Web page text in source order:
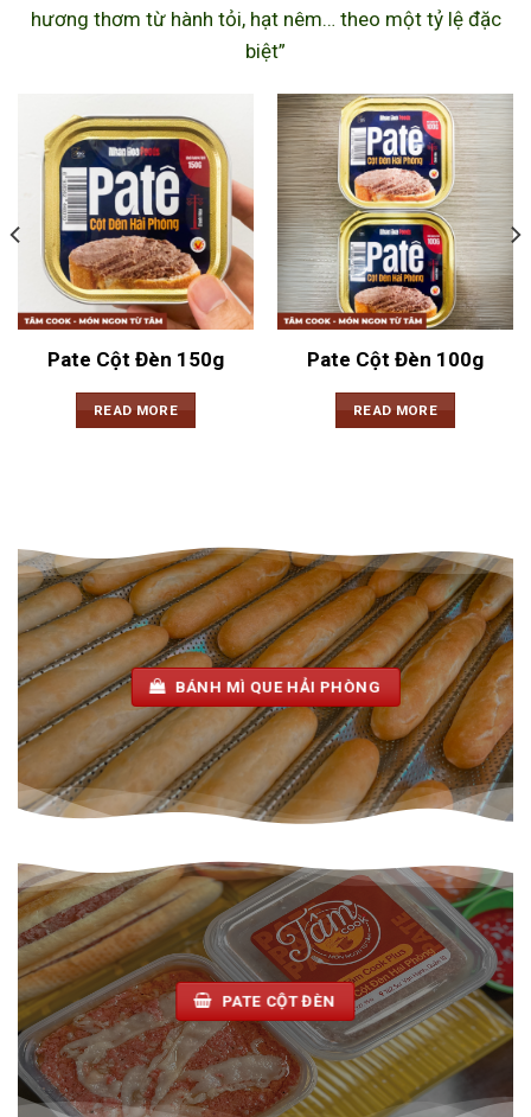
hương thơm từ hành tỏi, hạt nêm… theo một tỷ lệ đặc
biệt”
Pate Cột Đèn 150g
READ MORE
Pate Cột Đèn 100g
READ MORE
BÁNH MÌ QUE HẢI PHÒNG
PATE CỘT ĐÈN